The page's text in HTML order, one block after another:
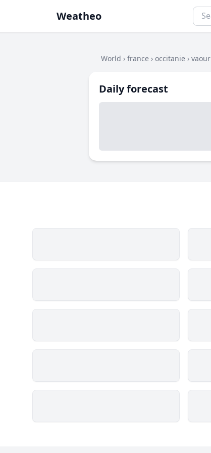
Weatheo
World › france › occitanie › vaour
Daily forecast